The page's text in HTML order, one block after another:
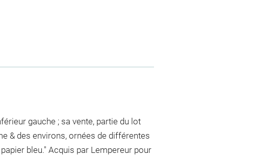
gauche ; sa vente, partie du lot
& des environs, ornées de différentes
bleu." Acquis par Lempereur pour